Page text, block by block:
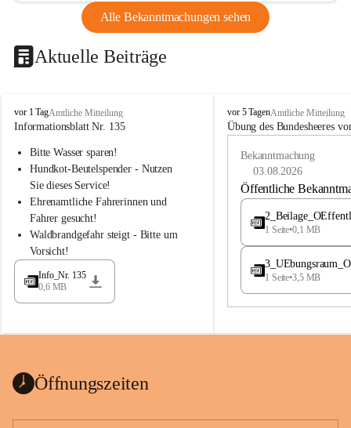
Alle Bekanntmachungen sehen
Aktuelle Beiträge
B
u
h
a
d
l
a
vor 1 TagAmtliche Mitteilung
Informationsblatt Nr. 135
Bitte Wasser sparen!
Hundkot-Beutelspender - Nutzen
Sie dieses Service!
Ehrenamtliche Fahrerinnen und
Fahrer gesucht!
Waldbrandgefahr steigt - Bitte um
Vorsicht!
Info_Nr. 135
0,6 MB
B
u
e
a
vor 5 TagenAmtliche Mitteilung
Übung des Bundesheeres
Bekanntmachung
03.08.2026
Öffentliche
1 Seite•0,1 MB
1 Seite•3,5 MB
Öffnungszeiten